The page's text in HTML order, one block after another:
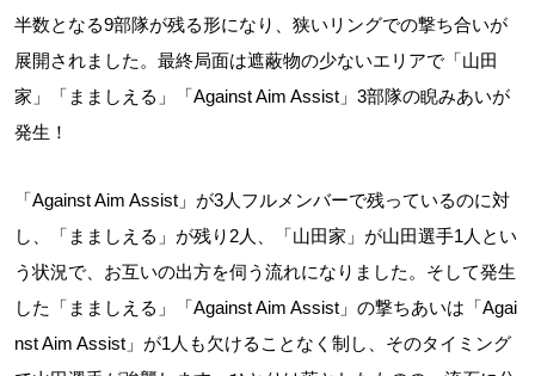
半数となる9部隊が残る形になり、狭いリングでの撃ち合いが
展開されました。最終局面は遮蔽物の少ないエリアで「山田
家」「まましえる」「Against Aim Assist」3部隊の睨みあいが
発生！
「Against Aim Assist」が3人フルメンバーで残っているのに対
し、「まましえる」が残り2人、「山田家」が山田選手1人とい
う状況で、お互いの出方を伺う流れになりました。そして発生
した「まましえる」「Against Aim Assist」の撃ちあいは「Agai
nst Aim Assist」が1人も欠けることなく制し、そのタイミング